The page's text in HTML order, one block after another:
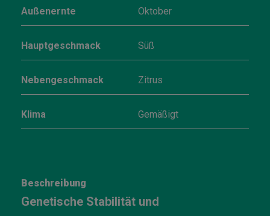
Außenernte Oktober
Hauptgeschmack Süß
Nebengeschmack Zitrus
Klima Gemäßigt
Beschreibung
Genetische Stabilität und